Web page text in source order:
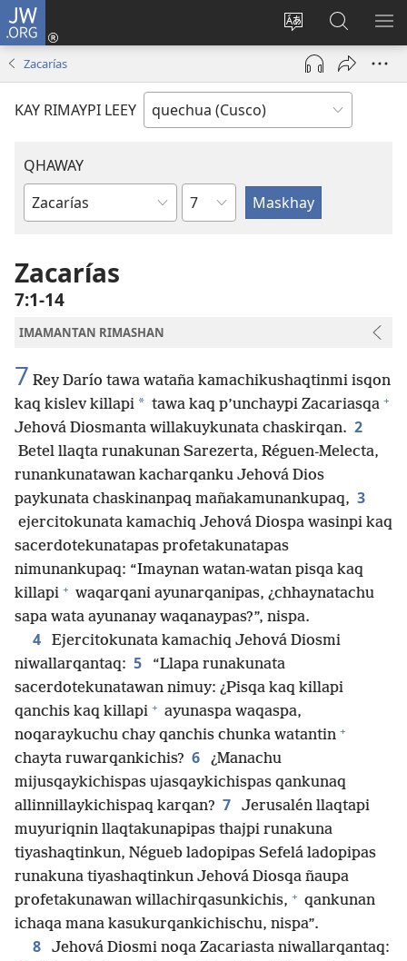
JW.ORG
Direccionpi
akllay
Sutiykiwan
jaykuy
(abre
nueva
JW.ORG
nisqapi
maskhay
Zacarías
KAY RIMAYPI LEEY
QHAWAY
Libro
la
Biblia
Capítulo
Zacarías
7:1-14
IMAMANTAN RIMASHAN
7 Rey Darío tawa wataña kamachikushaqtinmi isqon
kaq kislev killapi * tawa kaq p’unchaypi Zacariasqa +
Jehová Diosmanta willakuykunata chaskirqan. 2
Betel llaqta runakunan Sarezerta, Réguen-Melecta,
runankunatawan kacharqanku Jehová Dios
paykunata chaskinanpaq mañakamunankupaq, 3
ejercitokunata kamachiq Jehová Diospa wasinpi kaq
sacerdotekunatapas profetakunatapas
nimunankupaq: “Imaynan watan-watan pisqa kaq
killapi + waqarqani ayunarqanipas, ¿chhaynatachu
sapa wata ayunanay waqanaypas?”, nispa.
4
Ejercitokunata kamachiq Jehová Diosmi
niwallarqantaq: 5
“Llapa runakunata
sacerdotekunatawan nimuy: ¿Pisqa kaq killapi
qanchis kaq killapi + ayunaspa waqaspa,
noqaraykuchu chay qanchis chunka watantin +
chayta ruwarqankichis? 6
¿Manachu
mijusqaykichispas ujasqaykichispas qankunaq
allinnillaykichispaq karqan? 7
Jerusalén llaqtapi
muyuriqnin llaqtakunapipas thajpi runakuna
tiyashaqtinkun, Négueb ladopipas Sefelá ladopipas
runakuna tiyashaqtinkun Jehová Diosqa ñaupa
profetakunawan willachirqasunkichis, + qankunan
ichaqa mana kasukurqankichischu, nispa”.
8 Jehová Diosmi noqa Zacariasta niwallarqantaq: